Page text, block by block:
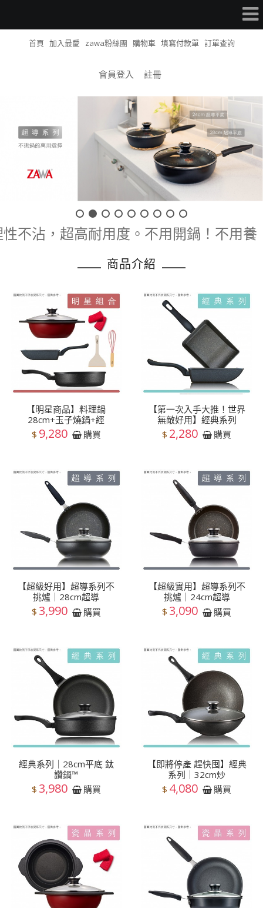
首頁 加入最愛 zawa粉絲團 購物車 填寫付款單 訂單查詢
會員登入 註冊
耐用度。不用開鍋！不用養鍋！冷
商品介紹
【明星商品】料理鍋
28cm+玉子燒鍋+經
$ 9,280 購買
【第一次入手大推！世界
無敵好用】經典系列
$ 2,280 購買
【超級好用】超導系列不
挑爐｜28cm超導
$ 3,990 購買
【超級實用】超導系列不
挑爐｜24cm超導
$ 3,090 購買
經典系列｜28cm平底 鈦
讚鍋™
$ 3,980 購買
【即將停產 趕快囤】經典
系列｜32cm炒
$ 4,080 購買